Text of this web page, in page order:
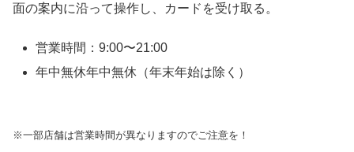
面の案内に沿って操作し、カードを受け取る。
営業時間：9:00〜21:00
年中無休年中無休（年末年始は除く）
※一部店舗は営業時間が異なりますのでご注意を！